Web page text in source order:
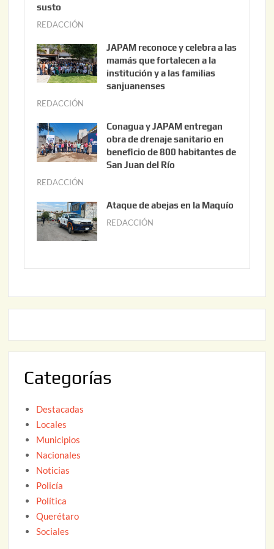
susto
REDACCIÓN
o
s
t
,
2
0
JAPAM reconoce y celebra a las
mamás que fortalecen a la
institución y a las familias
sanjuanenses
REDACCIÓN
n
i
o
,
2
0
6
Conagua y JAPAM entregan
obra de drenaje sanitario en
beneficio de 800 habitantes de
San Juan del Río
REDACCIÓN
n
i
o
Ataque de abejas en la Maquío
REDACCIÓN
o
2
Categorías
Destacadas
Locales
Municipios
Nacionales
Noticias
Policía
Política
Querétaro
Sociales